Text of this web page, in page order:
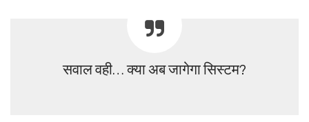
सवाल वही… क्या अब जागेगा सिस्टम?